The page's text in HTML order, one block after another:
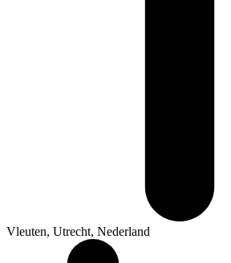
Vleuten, Utrecht, Nederland